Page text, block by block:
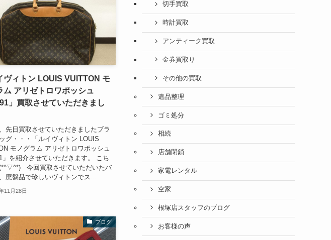
ヴィトン LOUIS VUITTON モ
ム アリゼトロワポッシュ
」買取させていただきまし
先日買取させていただきましたブラ
グ・・・「ルイヴィトン LOUIS
モノグラム アリゼトロワポッシュ
」を紹介させていただきます。 こち
今回買取させていただいたバ
廃盤品で珍しいヴィトンでス...
11月28日
ブログ
切手買取
時計買取
アンティーク買取
金券買取り
その他の買取
遺品整理
ゴミ処分
相続
店舗閉鎖
家電レンタル
空家
根塚店スタッフのブログ
お客様の声